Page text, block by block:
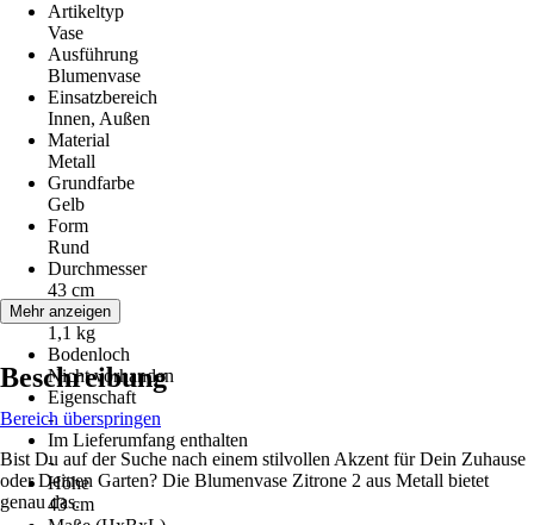
Artikeltyp
Vase
Ausführung
Blumenvase
Einsatzbereich
Innen, Außen
Material
Metall
Grundfarbe
Gelb
Form
Rund
Durchmesser
43 cm
Gewicht
1,1 kg
Bodenloch
Nicht vorhanden
Eigenschaft
-
Im Lieferumfang enthalten
-
Höhe
43 cm
Mehr anzeigen
Beschreibung
Bereich überspringen
Bist Du auf der Suche nach einem stilvollen Akzent für Dein Zuhause
oder Deinen Garten? Die Blumenvase Zitrone 2 aus Metall bietet
genau das.